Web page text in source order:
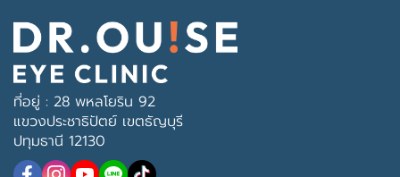
ที่อยู่ : 28 พหลโยริน 92
แขวงประชาธิปัตย์ เขตธัญบุรี
ปทุมธานี 12130